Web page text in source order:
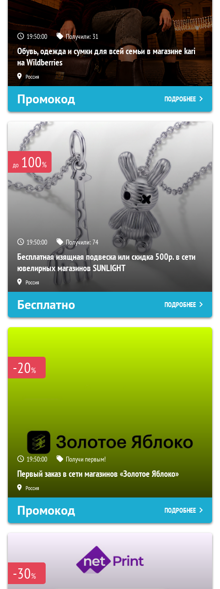
19:49:59 Получили: 31
Обувь, одежда и сумки для всей семьи в магазине kari
на Wildberries
Россия
Промокод ПОДРОБНЕЕ
до 100%
19:49:59 Получили:74
Бесплатная изящная подвеска или скидка 500р. в сети
ювелирных магазинов SUNLIGHT
Россия
Бесплатно ПОДРОБНЕЕ
-20%
19:49:59 Получи первым!
Первый заказ в сети магазинов «Золотое Яблоко»
Россия
Промокод ПОДРОБНЕЕ
-30%